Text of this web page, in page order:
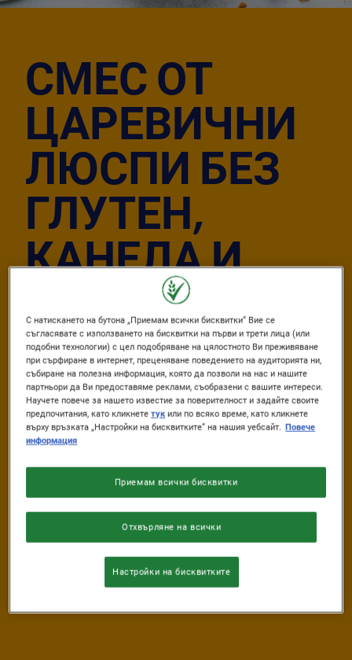
СМЕС ОТ
ЦАРЕВИЧНИ
ЛЮСПИ БЕЗ
ГЛУТЕН,
КАНЕЛА И
МЕД GO FREE®
Публикувано: 29/07/2026
Author
От Nestlé Зърнени
ВРЕМЕ ЗА
ПОДГОТОВКА
0 min.
ВРЕМЕ ЗА
22 min.
ВРЕМЕ ЗА
10 min.
НИВО НА
Лесна
С натискането на бутона „Приемам всички бисквитки“ Вие се
съгласявате с използването на бисквитки на първи и трети лица (или
подобни технологии) с цел подобряване на цялостното Ви преживяване
при сърфиране в интернет, преценяване поведението на аудиторията ни,
събиране на полезна информация, която да позволи на нас и нашите
партньори да Ви предоставяме реклами, съобразени с вашите интереси.
Научете повече за нашето известие за поверителност и задайте своите
предпочитания, като кликнететук или по всяко време, като кликнете
върху връзката „Настройки на бисквитките“ на нашия уебсайт. Повече
информация
Отхвърляне на всички
Приемам всички бисквитки
Настройки на бисквитките